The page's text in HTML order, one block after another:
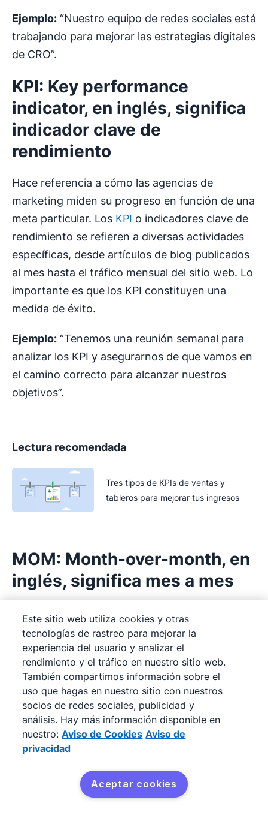
Ejemplo: “Nuestro equipo de redes sociales está
trabajando para mejorar las estrategias digitales
de CRO”.
KPI: Key performance
indicator, en inglés, significa
indicador clave de
rendimiento
Hace referencia a cómo las agencias de
marketing miden su progreso en función de una
meta particular. Los KPI o indicadores clave de
rendimiento se refieren a diversas actividades
específicas, desde artículos de blog publicados
al mes hasta el tráfico mensual del sitio web. Lo
importante es que los KPI constituyen una
medida de éxito.
Ejemplo: “Tenemos una reunión semanal para
analizar los KPI y asegurarnos de que vamos en
el camino correcto para alcanzar nuestros
objetivos”.
Lectura recomendada
Tres tipos de KPIs de ventas y
tableros para mejorar tus ingresos
MOM: Month-over-month, en
inglés, significa mes a mes
Es un informe de una métrica en el mes actual
en comparación con su rendimiento el mes
anterior.
Ejemplo:“El informe de ingresos MOM mostró
un aumento pronunciado debido a los días
festivos”.
Lectura recomendada
Obtén Pipedrive gratis
Este sitio web utiliza cookies y otras
tecnologías de rastreo para mejorar la
experiencia del usuario y analizar el
rendimiento y el tráfico en nuestro sitio web.
También compartimos información sobre el
uso que hagas en nuestro sitio con nuestros
socios de redes sociales, publicidad y
análisis. Hay más información disponible en
nuestro: Aviso de Cookies Aviso de
privacidad
Aceptar cookies